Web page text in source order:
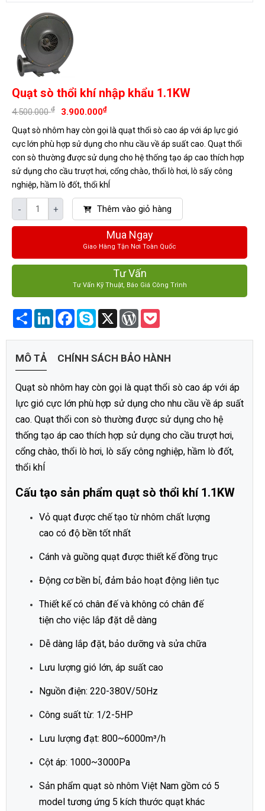
Quạt sò thổi khí nhập khẩu 1.1KW
4.500.000₫ 3.900.000₫
Quạt sò nhôm hay còn gọi là quạt thổi sò cao áp với áp lực gió
cực lớn phù hợp sử dụng cho nhu cầu về áp suất cao. Quạt thổi
con sò thường được sử dụng cho hệ thống tạo áp cao thích hợp
sử dụng cho cầu trượt hơi, cổng chào, thổi lò hơi, lò sấy công
nghiệp, hầm lò đốt, thổi khÍ
- + Thêm vào giỏ hàng
Mua Ngay
Giao Hàng Tận Nơi Toàn Quốc
Tư Vấn
Tư Vấn Kỹ Thuật, Báo Giá Công Trình
Share LinkedInFacebook
Skype X WordPress
MÔ TẢ CHÍNH SÁCH BẢO HÀNH
Quạt sò nhôm hay còn gọi là quạt thổi sò cao áp với áp
lực gió cực lớn phù hợp sử dụng cho nhu cầu về áp suất
cao. Quạt thổi con sò thường được sử dụng cho hệ
thống tạo áp cao thích hợp sử dụng cho cầu trượt hơi,
cổng chào, thổi lò hơi, lò sấy công nghiệp, hầm lò đốt,
thổi khÍ
Cấu tạo sản phẩm quạt sò thổi khí 1.1KW
Vỏ quạt được chế tạo từ nhôm chất lượng
cao có độ bền tốt nhất
Cánh và guồng quạt được thiết kế đồng trục
Động cơ bền bỉ, đảm bảo hoạt động liên tục
Thiết kế có chân đế và không có chân đế
tiện cho việc lắp đặt dễ dàng
Dễ dàng lắp đặt, bảo dưỡng và sửa chữa
Lưu lượng gió lớn, áp suất cao
Nguồn điện: 220-380V/50Hz
Công suất từ: 1/2-5HP
Lưu lượng đạt: 800~6000m³/h
Cột áp: 1000~3000Pa
Sản phẩm quạt sò nhôm Việt Nam gồm có 5
model tương ứng 5 kích thước quạt khác